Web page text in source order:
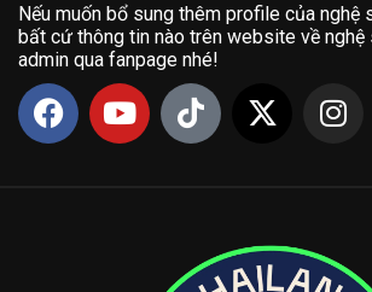
Nếu muốn bổ sung thêm profile của nghệ
bất cứ thông tin nào trên website về nghệ
admin qua fanpage nhé!